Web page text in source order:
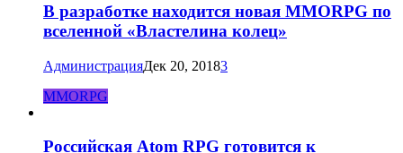
В разработке находится новая MMORPG по
вселенной «Властелина колец»
АдминистрацияДек 20, 20183
MMORPG
Российская Atom RPG готовится к